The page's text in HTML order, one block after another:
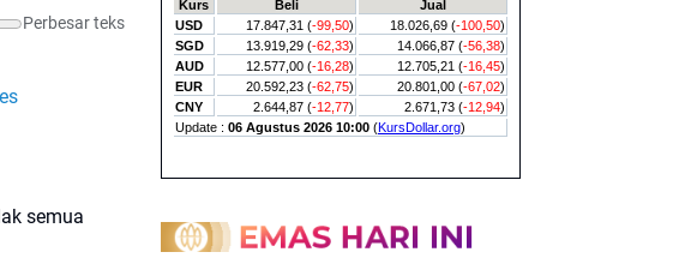
Perbesar teks
semua